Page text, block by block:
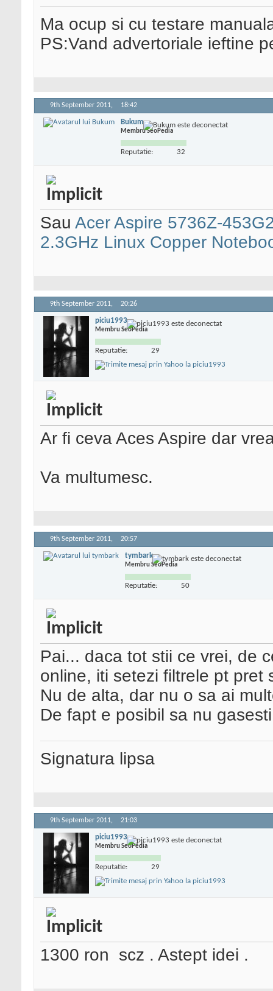
Ma ocup si cu testare
PS:Vand advertoriale ieftine
9th September 2011, 18:42
Bukum
Membru SeoPedia
Reputatie: 32
Sau Acer Aspire 5736Z-
2.3GHz Linux Copper
9th September 2011, 20:26
piciu1993
Membru SeoPedia
Reputatie: 29
Ar fi ceva Aces Aspire dar
Va multumesc.
9th September 2011, 20:57
tymbark
Membru SeoPedia
Reputatie: 50
Pai... daca tot stii ce vrei, de
online, iti setezi filtrele pt pret
Nu de alta, dar nu o sa ai
De fapt e posibil sa nu
Signatura lipsa
9th September 2011, 21:03
piciu1993
Membru SeoPedia
Reputatie: 29
1300 ron scz . Astept idei .